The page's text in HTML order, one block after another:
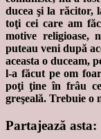
ducea şi la răcitor,
toţi cei care am
motive religioase,
puteau veni după
aceasta o duceam,
l-a făcut pe om
poţi ţine în frâu
greşeală. Trebuie o
Partajează asta: